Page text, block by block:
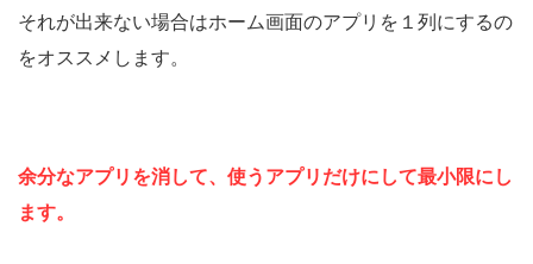
それが出来ない場合はホーム画面のアプリを１列にするの
をオススメします。
余分なアプリを消して、使うアプリだけにして最小限にし
ます。